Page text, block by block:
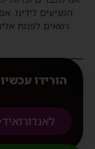
המגיעים לידינו.
רשאים לפנות
הורידו
לאנדורואיד